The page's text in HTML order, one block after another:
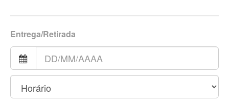
Entrega/Retirada